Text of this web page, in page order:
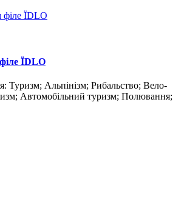
ЇDLO
Туризм; Альпінізм; Рибальство; Вело-
Автомобільний туризм; Полювання;